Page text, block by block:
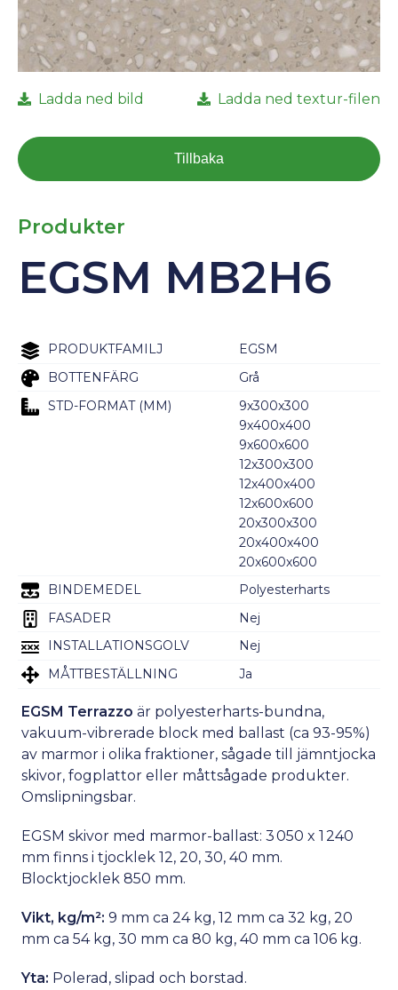
Ladda ned bild Ladda ned textur-filen
Tillbaka
Produkter
EGSM MB2H6
PRODUKTFAMILJ
EGSM
BOTTENFÄRG
Grå
STD-FORMAT (MM)
9x300x300
9x400x400
9x600x600
12x300x300
12x400x400
12x600x600
20x300x300
20x400x400
20x600x600
BINDEMEDEL
Polyesterharts
FASADER
Nej
INSTALLATIONSGOLV
Nej
MÅTTBESTÄLLNING
Ja
EGSM Terrazzo är polyesterharts-bundna,
vakuum-vibrerade block med ballast (ca 93-95%)
av marmor i olika fraktioner, sågade till jämntjocka
skivor, fogplattor eller måttsågade produkter.
Omslipningsbar.
EGSM skivor med marmor-ballast: 3 050 x 1 240
mm finns i tjocklek 12, 20, 30, 40 mm.
Blocktjocklek 850 mm.
Vikt, kg/m²: 9 mm ca 24 kg, 12 mm ca 32 kg, 20
mm ca 54 kg, 30 mm ca 80 kg, 40 mm ca 106 kg.
Yta: Polerad, slipad och borstad.